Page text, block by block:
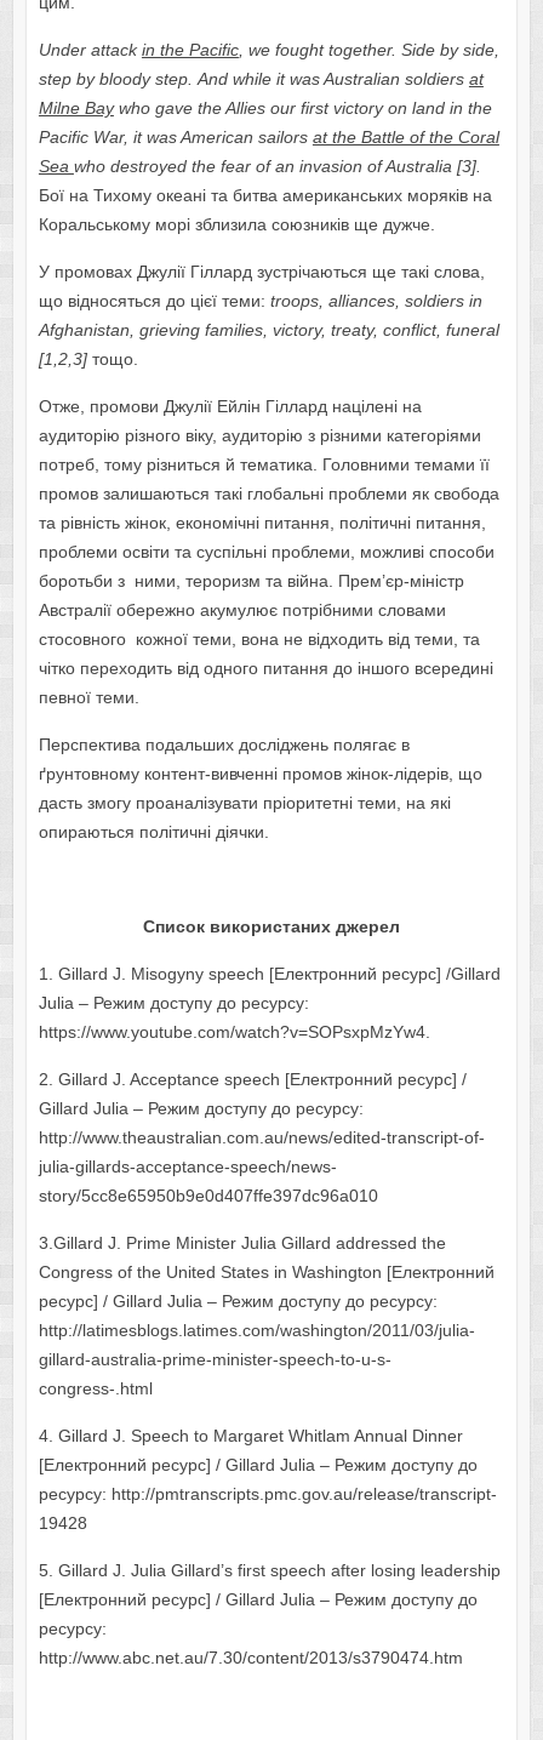
Under attackin the Pacific, we fought together. Side by side,
step by bloody step. And while it was Australian soldiers at
Milne Baywho gave the Allies our first victory on land in the
Pacific War, it was American sailors at the Battle of the Coral
Sea who destroyed the fear of an invasion of Australia [3].
Бої на Тихому океані та битва американських моряків на
Коральському морі зблизила союзників ще дужче.
У промовах Джулії Гіллард зустрічаються ще такі слова,
що відносяться до цієї теми: troops, alliances, soldiers in
Afghanistan, grieving families, victory, treaty, conflict, funeral
[1,2,3]тощо.
Отже, промови Джулії Ейлін Гіллард націлені на
аудиторію різного віку, аудиторію з різними категоріями
потреб, тому різниться й тематика. Головними темами її
промов залишаються такі глобальні проблеми як свобода
та рівність жінок, економічні питання, політичні питання,
проблеми освіти та суспільні проблеми, можливі способи
боротьби з ними, тероризм та війна. Прем’єр-міністр
Австралії обережно акумулює потрібними словами
стосовного кожної теми, вона не відходить від теми, та
чітко переходить від одного питання до іншого всередині
певної теми.
Перспектива подальших досліджень полягає в
ґрунтовному контент-вивченні промов жінок-лідерів, що
дасть змогу проаналізувати пріоритетні теми, на які
опираються політичні діячки.
Список використаних джерел
1. Gillard J. Misogyny speech [Електронний ресурс] /Gillard
Julia – Режим доступу до ресурсу:
https://www.youtube.com/watch?v=SOPsxpMzYw4.
2. Gillard J. Acceptance speech [Електронний ресурс] /
Gillard Julia – Режим доступу до ресурсу:
http://www.theaustralian.com.au/news/edited-transcript-of-
julia-gillards-acceptance-speech/news-
story/5cc8e65950b9e0d407ffe397dc96a010
3.Gillard J. Prime Minister Julia Gillard addressed the
Congress of the United States in Washington [Електронний
ресурс] / Gillard Julia – Режим доступу до ресурсу:
http://latimesblogs.latimes.com/washington/2011/03/julia-
gillard-australia-prime-minister-speech-to-u-s-
congress-.html
4. Gillard J. Speech to Margaret Whitlam Annual Dinner
[Електронний ресурс] / Gillard Julia – Режим доступу до
ресурсу: http://pmtranscripts.pmc.gov.au/release/transcript-
19428
5. Gillard J. Julia Gillard’s first speech after losing leadership
[Електронний ресурс] / Gillard Julia – Режим доступу до
ресурсу:
http://www.abc.net.au/7.30/content/2013/s3790474.htm